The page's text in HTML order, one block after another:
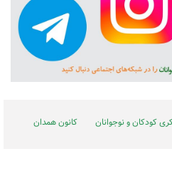
کودکان و نوجوانان کانون همدان